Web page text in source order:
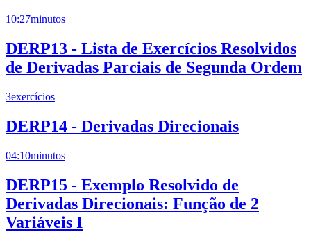
10:27minutos
DERP13 - Lista de Exercícios Resolvidos
de Derivadas Parciais de Segunda Ordem
3exercícios
DERP14 - Derivadas Direcionais
04:10minutos
DERP15 - Exemplo Resolvido de
Derivadas Direcionais: Função de 2
Variáveis I